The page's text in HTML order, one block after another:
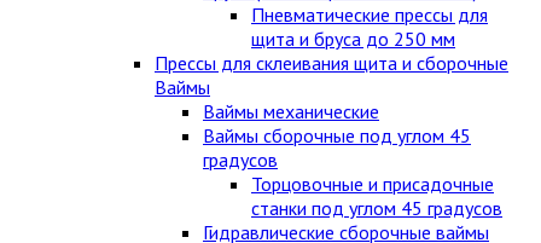
Пневматические прессы для
щита и бруса до 250 мм
Прессы для склеивания щита и сборочные
Ваймы
Ваймы механические
Ваймы сборочные под углом 45
градусов
Торцовочные и присадочные
станки под углом 45 градусов
Гидравлические сборочные ваймы